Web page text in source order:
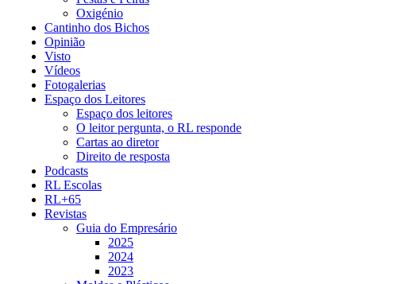
Oxigénio
Cantinho dos Bichos
Opinião
Visto
Vídeos
Fotogalerias
Espaço dos Leitores
Espaço dos leitores
O leitor pergunta, o RL responde
Cartas ao diretor
Direito de resposta
Podcasts
RL Escolas
RL+65
Revistas
Guia do Empresário
2025
2024
2023